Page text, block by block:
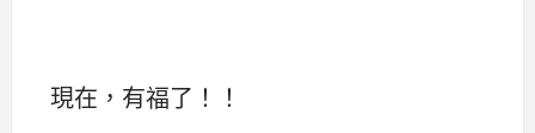
現在，有福了！！